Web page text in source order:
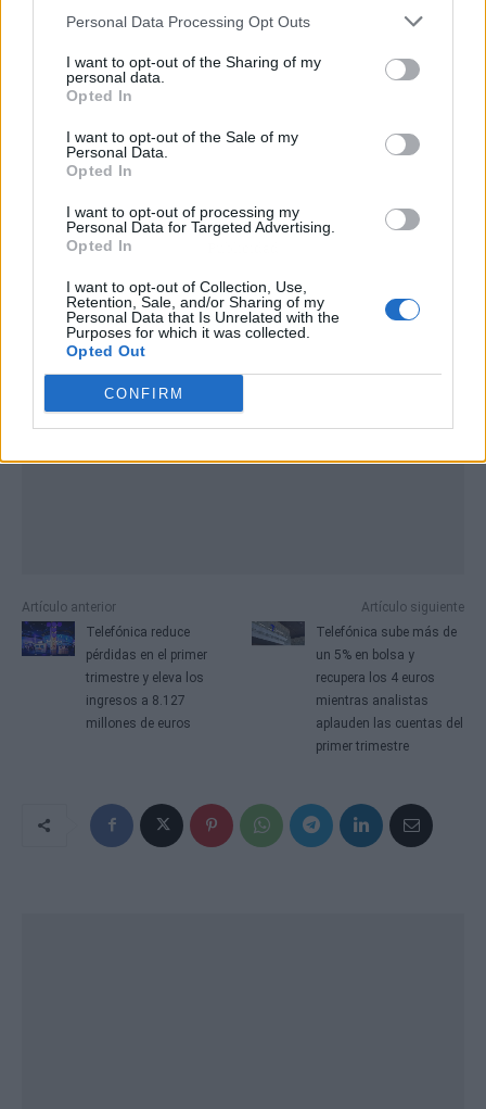
Personal Data Processing Opt Outs
I want to opt-out of the Sharing of my
personal data.
Opted In
I want to opt-out of the Sale of my
Personal Data.
Opted In
I want to opt-out of processing my
Personal Data for Targeted Advertising.
Opted In
I want to opt-out of Collection, Use,
Retention, Sale, and/or Sharing of my
Personal Data that Is Unrelated with the
Purposes for which it was collected.
Opted Out
CONFIRM
Artículo anterior
Telefónica reduce
pérdidas en el primer
trimestre y eleva los
ingresos a 8.127
millones de euros
Artículo siguiente
Telefónica sube más de
un 5% en bolsa y
recupera los 4 euros
mientras analistas
aplauden las cuentas del
primer trimestre